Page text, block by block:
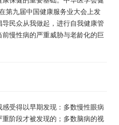
第九届中国健康服务业大会上发
民众从我做起，进行自我健康管
慢性病的严重威胁与老龄化的巨
受得以早期发现：多数慢性眼病
阶段才被发现的；多数脑病的视